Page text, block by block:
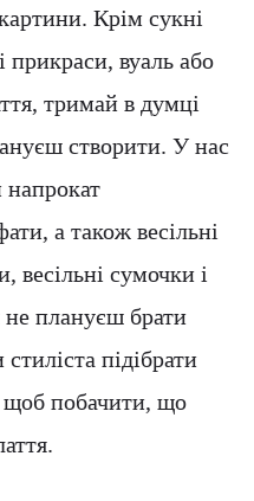
Крім сукні
прикраси, вуаль або
тримай в думці
створити. У нас
напрокат
а також весільні
весільні сумочки і
не плануєш брати
підібрати
щоб побачити, що